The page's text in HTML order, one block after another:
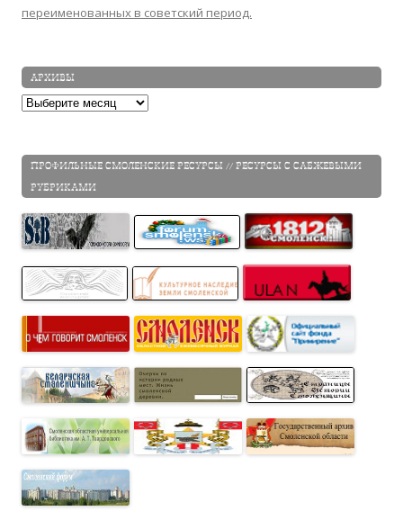
переименованных в советский период.
АРХИВЫ
Архивы
ПРОФИЛЬНЫЕ СМОЛЕНСКИЕ РЕСУРСЫ // РЕСУРСЫ С САБЖЕВЫМИ
РУБРИКАМИ